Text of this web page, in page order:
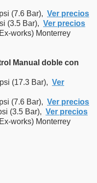
(7.6 Bar), Ver precios
(3.5 Bar), Ver precios
works) Monterrey
Manual doble con
(17.3 Bar), Ver
(7.6 Bar), Ver precios
(3.5 Bar), Ver precios
works) Monterrey